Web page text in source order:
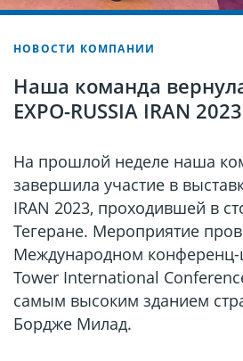
НОВОСТИ КОМПАНИИ
Наша команда
EXPO-RUSSIA IRAN 2023
На прошлой неделе наша
завершила участие в
IRAN 2023, проходившей в
Тегеране. Мероприятие
Международном конференц-
Tower International
самым высоким зданием
Бордже Милад.